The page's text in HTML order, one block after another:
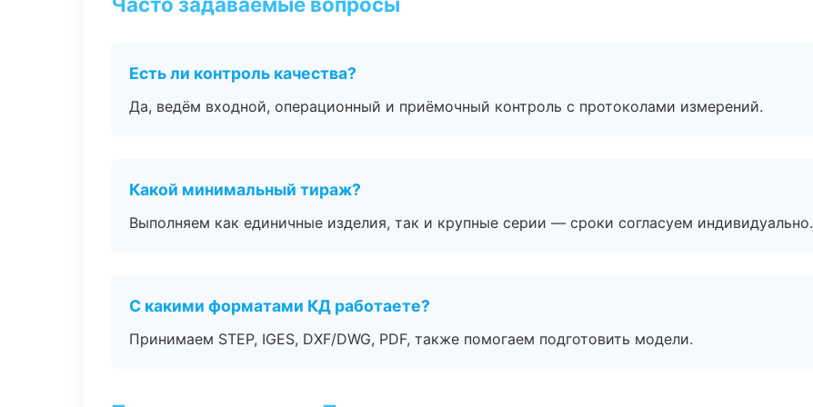
Есть ли контроль качества?
Да, ведём входной, операционный и приёмочный контроль с протоколами измерений.
Какой минимальный тираж?
Выполняем как единичные изделия, так и крупные серии — сроки согласуем индивидуально.
С какими форматами КД работаете?
Принимаем STEP, IGES, DXF/DWG, PDF, также помогаем подготовить модели.